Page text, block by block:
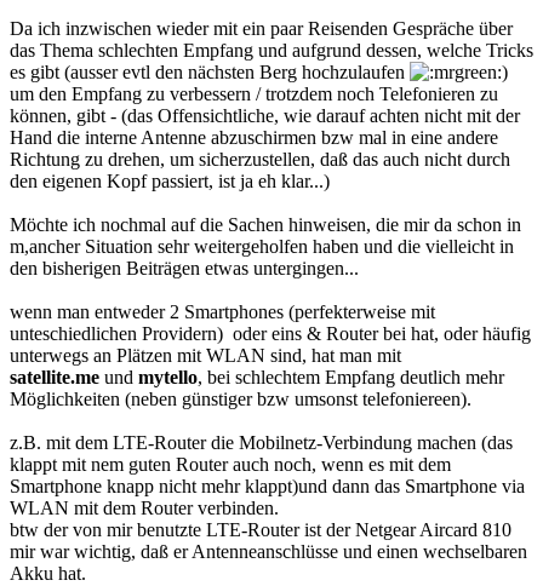
Da ich inzwischen wieder mit ein paar Reisenden Gespräche über
das Thema schlechten Empfang und aufgrund dessen, welche Tricks
es gibt (ausser evtl den nächsten Berg hochzulaufen
)
um den Empfang zu verbessern / trotzdem noch Telefonieren zu
können, gibt - (das Offensichtliche, wie darauf achten nicht mit der
Hand die interne Antenne abzuschirmen bzw mal in eine andere
Richtung zu drehen, um sicherzustellen, daß das auch nicht durch
den eigenen Kopf passiert, ist ja eh klar...)
Möchte ich nochmal auf die Sachen hinweisen, die mir da schon in
m,ancher Situation sehr weitergeholfen haben und die vielleicht in
den bisherigen Beiträgen etwas untergingen...
wenn man entweder 2 Smartphones (perfekterweise mit
unteschiedlichen Providern) oder eins & Router bei hat, oder häufig
unterwegs an Plätzen mit WLAN sind, hat man mit
satellite.me und mytello, bei schlechtem Empfang deutlich mehr
Möglichkeiten (neben günstiger bzw umsonst telefoniereen).
z.B. mit dem LTE-Router die Mobilnetz-Verbindung machen (das
klappt mit nem guten Router auch noch, wenn es mit dem
Smartphone knapp nicht mehr klappt)und dann das Smartphone via
WLAN mit dem Router verbinden.
btw der von mir benutzte LTE-Router ist der Netgear Aircard 810
mir war wichtig, daß er Antenneanschlüsse und einen wechselbaren
Akku hat.